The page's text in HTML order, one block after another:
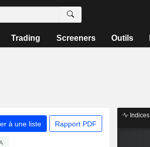
Trading Screeners Outils
à une liste Rapport PDF
Indices